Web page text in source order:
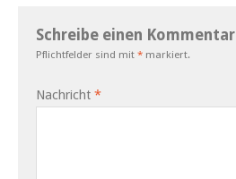
Schreibe einen Kommentar
Pflichtfelder sind mit * markiert.
Nachricht *